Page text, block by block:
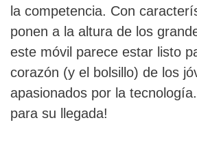
la competencia. Con
ponen a la altura de los
este móvil parece estar listo
corazón (y el bolsillo) de los
apasionados por la
para su llegada!